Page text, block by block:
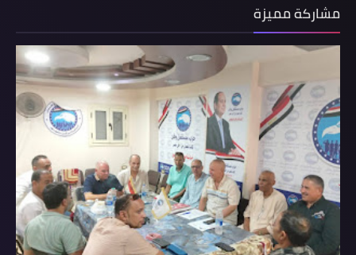
مشاركة مميزة